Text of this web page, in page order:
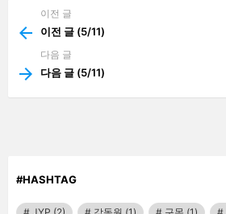
more
이전 글
이전 글 (5/11)
다음 글
다음 글 (5/11)
#HASHTAG